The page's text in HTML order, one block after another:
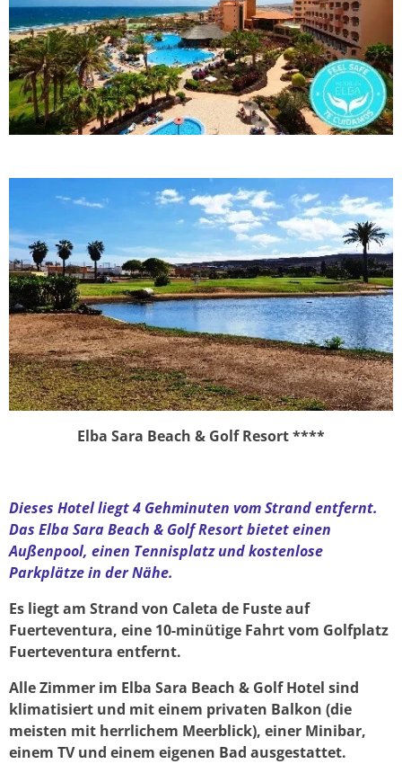
Elba Sara Beach & Golf Resort****
Dieses Hotel liegt 4 Gehminuten vom Strand entfernt.
Das Elba Sara Beach & Golf Resort bietet einen
Außenpool, einen Tennisplatz und kostenlose
Parkplätze in der Nähe.
Es liegt am Strand von Caleta de Fuste auf
Fuerteventura, eine 10-minütige Fahrt vom Golfplatz
Fuerteventura entfernt.
Alle Zimmer im Elba Sara Beach & Golf Hotel sind
klimatisiert und mit einem privaten Balkon (die
meisten mit herrlichem Meerblick), einer Minibar,
einem TV und einem eigenen Bad ausgestattet.